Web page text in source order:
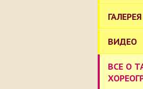
ГАЛЕРЕЯ
ВИДЕО
ВСЕ О